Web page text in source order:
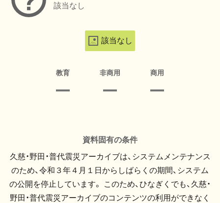
該当なし
該当なし
教育 非商用 商用
資料固有の条件
久慈・野田・普代震災アーカイブは、システムメンテナンス
のため、令和３年４月１日からしばらくの期間、システム
の公開を停止しています。 このため、ひなぎくでも、久慈・
野田・普代震災アーカイブのコンテンツの利用ができなく